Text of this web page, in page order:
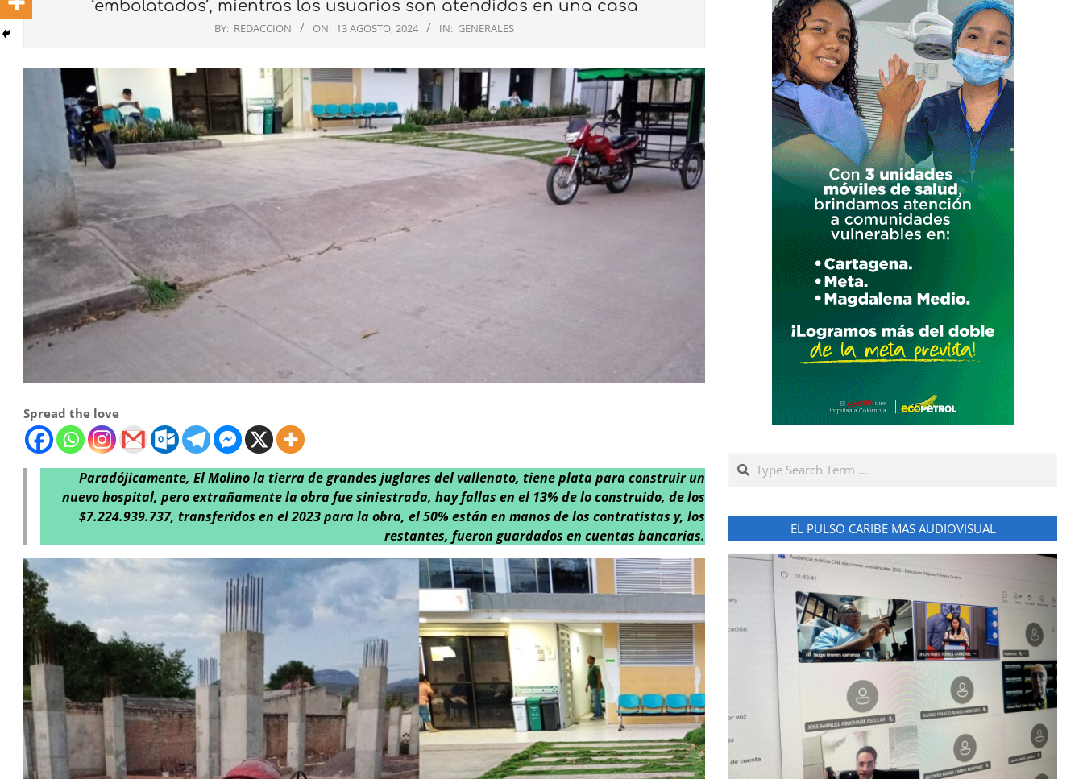
‘embolatados’, mientras los usuarios son atendidos en una casa
BY: REDACCION ON: 13 AGOSTO, 2024 IN: GENERALES
Spread the love
Paradójicamente, El Molino la tierra de grandes juglares del vallenato, tiene plata para construir un
nuevo hospital, pero extrañamente la obra fue siniestrada, hay fallas en el 13% de lo construido, de los
$7.224.939.737, transferidos en el 2023 para la obra, el 50% están en manos de los contratistas y, los
restantes, fueron guardados en cuentas bancarias.
Search
EL PULSO CARIBE MAS AUDIOVISUAL